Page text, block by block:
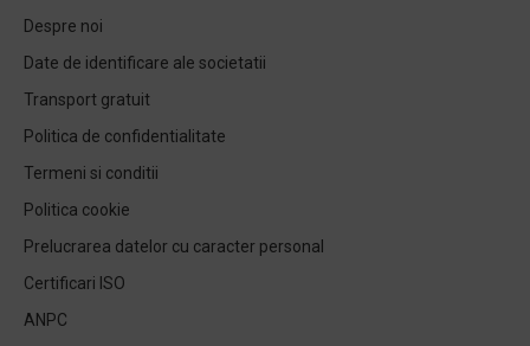
Despre noi
Date de identificare ale societatii
Transport gratuit
Politica de confidentialitate
Termeni si conditii
Politica cookie
Prelucrarea datelor cu caracter personal
Certificari ISO
ANPC